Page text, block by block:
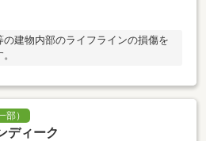
建物内部のライフラインの損傷を
）
ディーク